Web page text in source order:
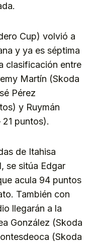
Cup) volvió a
y ya es séptima
clasificación entre
Martín (Skoda
Pérez
y Ruymán
puntos).
de Itahisa
se sitúa Edgar
acula 94 puntos
También con
llegarán a la
González (Skoda
(Skoda